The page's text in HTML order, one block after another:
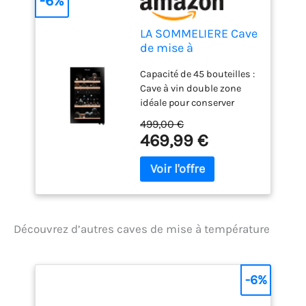
LA SOMMELIERE Cave
de mise à
zone SLS45DZ 45
Bouteilles
Capacité de 45 bouteilles :
Cave à vin double zone
idéale pour conserver
température de
dégustation. Niveau
sonore de 39 dB :
Fonctionnement à bruit
zone indépendante :
499,00 €
469,99 €
Découvrez d’autres caves de mise à température
-6%